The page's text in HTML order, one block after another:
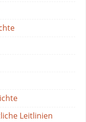
Leitlinien